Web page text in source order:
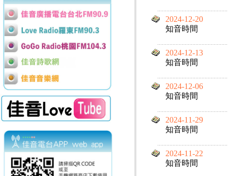
2024-12-20
知音時間
2024-12-13
知音時間
2024-12-06
知音時間
2024-11-29
知音時間
2024-11-22
知音時間